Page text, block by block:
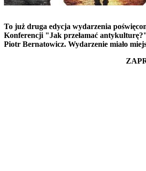
To już druga edycja wydarzenia
Konferencji "Jak przełamać
Piotr Bernatowicz. Wydarzenie miało